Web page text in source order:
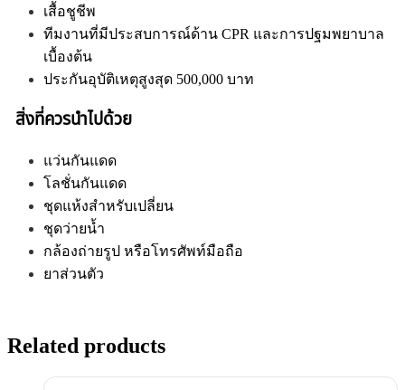
เสื้อชูชีพ
ทีมงานที่มีประสบการณ์ด้าน CPR และการปฐมพยาบาล
เบื้องต้น
ประกันอุบัติเหตุสูงสุด 500,000 บาท
สิ่งที่ควรนำไปด้วย
แว่นกันแดด
โลชั่นกันแดด
ชุดแห้งสำหรับเปลี่ยน
ชุดว่ายน้ำ
กล้องถ่ายรูป หรือโทรศัพท์มือถือ
ยาส่วนตัว
Related products